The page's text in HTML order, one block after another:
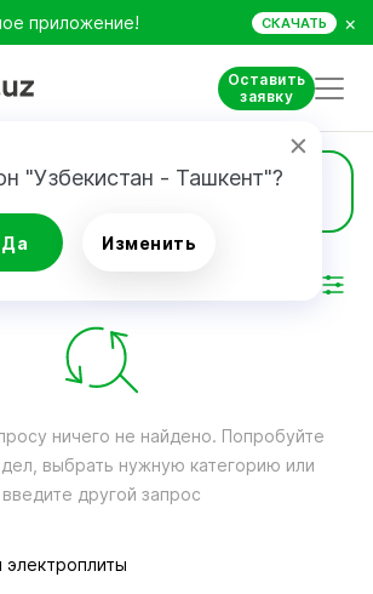
приложение! СКАЧАТЬ ×
Оставить
заявку
"Узбекистан - Ташкент"?
Да Изменить
ничего не найдено. Попробуйте
выбрать нужную категорию или
введите другой запрос
электроплиты